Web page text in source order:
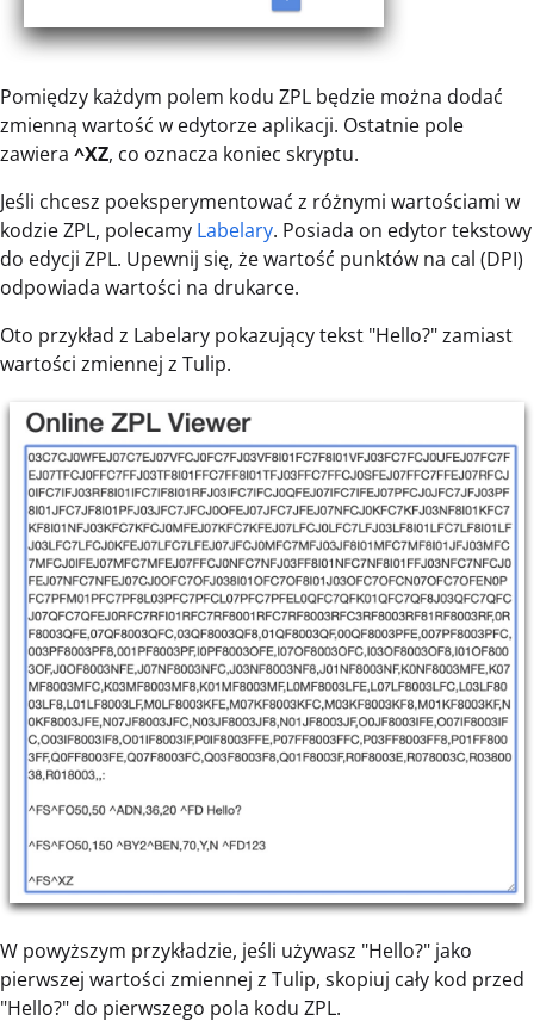
Pomiędzy każdym polem kodu ZPL będzie można dodać
zmienną wartość w edytorze aplikacji. Ostatnie pole
zawiera ^XZ, co oznacza koniec skryptu.
Jeśli chcesz poeksperymentować z różnymi wartościami w
kodzie ZPL, polecamy Labelary. Posiada on edytor tekstowy
do edycji ZPL. Upewnij się, że wartość punktów na cal (DPI)
odpowiada wartości na drukarce.
Oto przykład z Labelary pokazujący tekst "Hello?" zamiast
wartości zmiennej z Tulip.
W powyższym przykładzie, jeśli używasz "Hello?" jako
pierwszej wartości zmiennej z Tulip, skopiuj cały kod przed
"Hello?" do pierwszego pola kodu ZPL.